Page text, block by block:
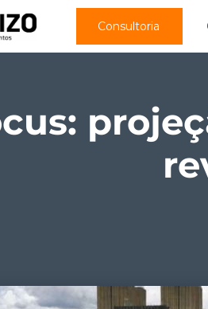
Consultoria